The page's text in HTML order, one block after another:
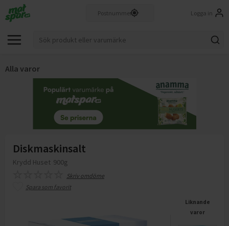
Logga in
Alla varor
Diskmaskinsalt
Krydd Huset 900g
Skriv omdöme
Spara som favorit
Liknande
varor